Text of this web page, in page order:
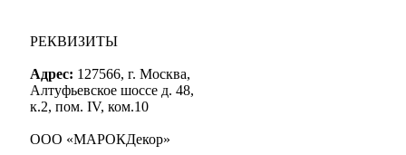
РЕКВИЗИТЫ
Адрес: 127566, г. Москва,
Алтуфьевское шоссе д. 48,
к.2, пом. IV, ком.10
ООО «МАРОКДекор»